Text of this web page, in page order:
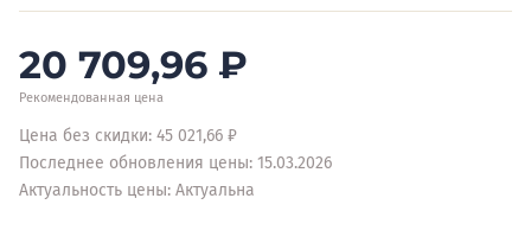
20 709,96 ₽
Рекомендованная цена
Цена без скидки: 45 021,66 ₽
Последнее обновления цены: 15.03.2026
Актуальность цены: Актуальна